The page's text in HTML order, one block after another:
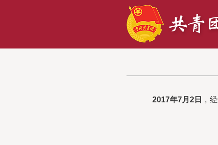
2017年7月2日 ，